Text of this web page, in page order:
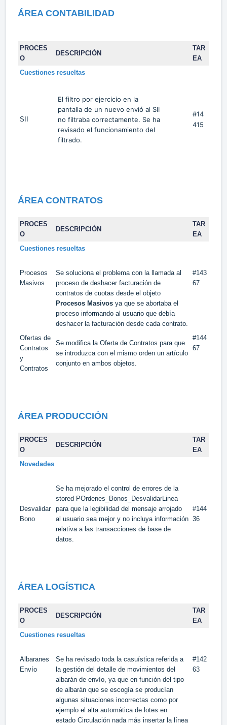
ÁREA CONTABILIDAD
PROCES
O
DESCRIPCIÓN
TAR
EA
Cuestiones resueltas
SII
El filtro por ejercicio en la
pantalla de un nuevo envió al SII
no filtraba correctamente. Se ha
revisado el funcionamiento del
filtrado.
#14
415
ÁREA CONTRATOS
PROCES
O
DESCRIPCIÓN
TAR
EA
Cuestiones resueltas
Procesos
Masivos
Se soluciona el problema con la llamada al
proceso de deshacer facturación de
contratos de cuotas desde el objeto
Procesos Masivosya que se abortaba el
proceso informando al usuario que debía
deshacer la facturación desde cada contrato.
#143
67
Ofertas de
Contratos
y
Contratos
Se modifica la Oferta de Contratos para que
se introduzca con el mismo orden un artículo
conjunto en ambos objetos.
#144
67
ÁREA PRODUCCIÓN
PROCES
O
DESCRIPCIÓN
TAR
EA
Novedades
Desvalidar
Bono
Se ha mejorado el control de errores de la
stored POrdenes_Bonos_DesvalidarLinea
para que la legibilidad del mensaje arrojado
al usuario sea mejor y no incluya información
relativa a las transacciones de base de
datos.
#144
36
ÁREA LOGÍSTICA
PROCES
O
DESCRIPCIÓN
TAR
EA
Cuestiones resueltas
Albaranes
Envío
Se ha revisado toda la casuística referida a
la gestión del detalle de movimientos del
albarán de envío, ya que en función del tipo
de albarán que se escogía se producían
algunas situaciones incorrectas como por
ejemplo el alta automática de lotes en
estado Circulación nada más insertar la línea
#142
63